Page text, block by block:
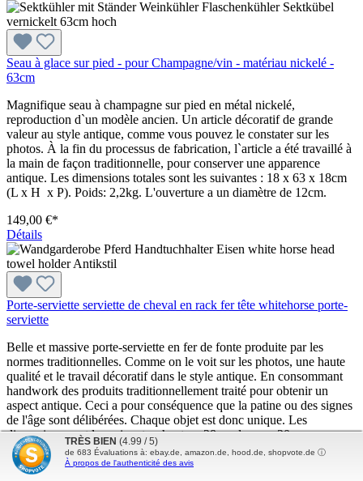
Seau à glace sur pied - pour Champagne/vin - matériau nickelé -
63cm
Magnifique seau à champagne sur pied en métal nickelé,
reproduction d`un modèle ancien. Un article décoratif de grande
valeur au style antique, comme vous pouvez le constater sur les
photos. À la fin du processus de fabrication, l`article a été travaillé à
la main de façon traditionnelle, pour conserver une apparence
antique. Les dimensions totales sont les suivantes : 18 x 63 x 18cm
(L x H x P). Poids: 2,2kg. L'ouverture a un diamètre de 12cm.
149,00 €*
Détails
Porte-serviette serviette de cheval en rack fer tête whitehorse porte-
serviette
Belle et massive porte-serviette en fer de fonte produite par les
normes traditionnelles. Comme on le voit sur les photos, une haute
qualité et le travail décoratif dans le style antique. En consommant
handwork des produits traditionnellement traité pour obtenir un
aspect antique. Ceci a pour conséquence que la patine ou des signes
de l'âge sont délibérées. Chaque objet est donc unique. Les
dimensions sont les suivantes: hauteur 28cm, largeur 20cm,
profondeur 16cm. Le poids est de 3,7 kg. La chaise est seulement
pour la comparaison de taille et ne fait pas partie de l'offre.
TRÈS BIEN (4.99 / 5)
de 683 Évaluations à: ebay.de, amazon.de, hood.de, shopvote.de ⓘ
À propos de l'authenticité des avis